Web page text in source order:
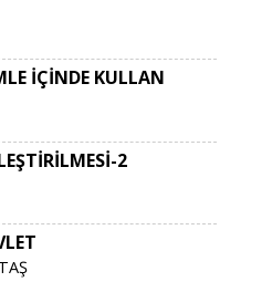
İÇİNDE KULLAN
2